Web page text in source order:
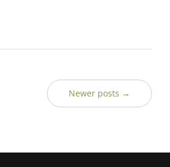
Newer posts →